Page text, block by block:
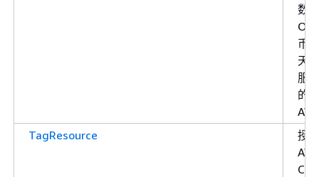
数
币
天
服
的
TagResource
授